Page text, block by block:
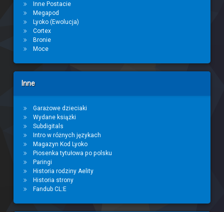
Inne Postacie
Megapod
Lyoko (Ewolucja)
Cortex
Bronie
Moce
Inne
Garażowe dzieciaki
Wydane książki
Subdigitals
Intro w różnych językach
Magazyn Kod Lyoko
Piosenka tytułowa po polsku
Paringi
Historia rodziny Aelity
Historia strony
Fandub CL:E